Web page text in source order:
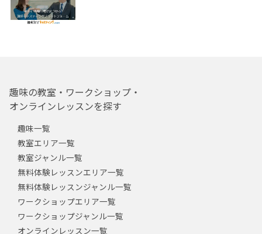
趣味の教室・ワークショップ・
オンラインレッスンを探す
趣味一覧
教室エリア一覧
教室ジャンル一覧
無料体験レッスンエリア一覧
無料体験レッスンジャンル一覧
ワークショップエリア一覧
ワークショップジャンル一覧
オンラインレッスン一覧